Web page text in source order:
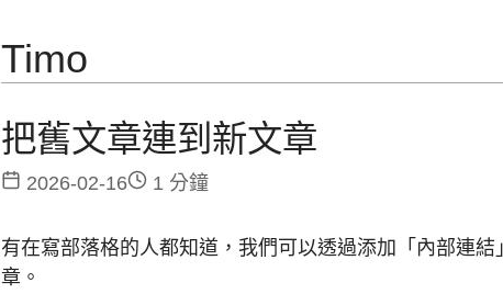
Timo
把舊文章連到新文章
2026-02-16 1 分鐘
有在寫部落格的人都知道，我們可以透過添加「內部連
章。